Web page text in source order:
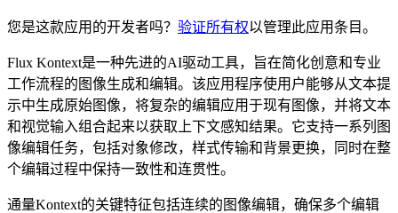
您是这款应用的开发者吗？ 验证所有权以管理此应用条目。
Flux Kontext是一种先进的AI驱动工具，旨在简化创意和专业
工作流程的图像生成和编辑。该应用程序使用户能够从文本提
示中生成原始图像，将复杂的编辑应用于现有图像，并将文本
和视觉输入组合起来以获取上下文感知结果。它支持一系列图
像编辑任务，包括对象修改，样式传输和背景更换，同时在整
个编辑过程中保持一致性和连贯性。
通量Kontext的关键特征包括连续的图像编辑，确保多个编辑